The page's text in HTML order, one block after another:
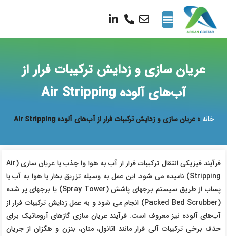
عریان سازی و زدایش ترکیبات فرار از
آب‌های آلوده Air Stripping
خانه »عریان سازی و زدایش ترکیبات فرار از آب‌های آلوده Air Stripping
فرآیند فیزیكی انتقال تركیبات فرار از آب به هوا وا جذب یا عریان سازی (Air
Stripping) نامیده می شود. این عمل به وسیله تزریق بخار یا هوا به آب یا
پساب از طریق سیستم برج‍های پاشش (Spray Tower) یا برج‍های پر شده
(Packed Bed Scrubber) انجام می شود و به عمل زدایش ترکیبات فرار از
آب‌های آلوده نیز معروف است. فرآیند عریان سازی گازهای آروماتیک برای
حذف برخی تركیبات آلی فرار مانند اتانول، متان، بنزن و هگزان از جریان